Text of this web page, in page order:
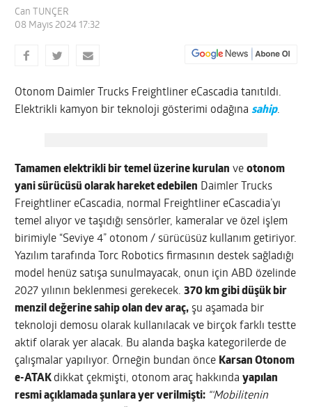
Can TUNÇER
08 Mayıs 2024 17:32
Otonom Daimler Trucks Freightliner eCascadia tanıtıldı.
Elektrikli kamyon bir teknoloji gösterimi odağınasahip.
Tamamen elektrikli bir temel üzerine kurulan veotonom
yani sürücüsü olarak hareket edebilen Daimler Trucks
Freightliner eCascadia, normal Freightliner eCascadia’yı
temel alıyor ve taşıdığı sensörler, kameralar ve özel işlem
birimiyle “Seviye 4” otonom / sürücüsüz kullanım getiriyor.
Yazılım tarafında Torc Robotics firmasının destek sağladığı
model henüz satışa sunulmayacak, onun için ABD özelinde
2027 yılının beklenmesi gerekecek.370 km gibi düşük bir
menzil değerine sahip olan dev araç, şu aşamada bir
teknoloji demosu olarak kullanılacak ve birçok farklı testte
aktif olarak yer alacak. Bu alanda başka kategorilerde de
çalışmalar yapılıyor. Örneğin bundan önce Karsan Otonom
e-ATAK dikkat çekmişti, otonom araç hakkındayapılan
resmi açıklamada şunlara yer verilmişti: “‘Mobilitenin